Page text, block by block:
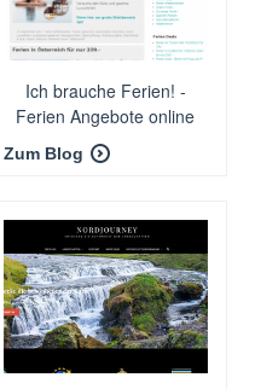
Ich brauche Ferien! -
Ferien Angebote online
buchen
Zum Blog